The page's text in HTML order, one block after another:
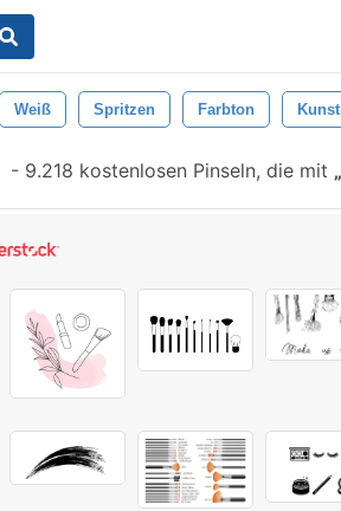
Weiß Spritzen Farbton Kunst
- 9.218 kostenlosen Pinseln, die mit